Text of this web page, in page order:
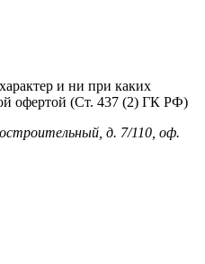
и ни при каких
офертой (Ст. 437 (2) ГК РФ)
д. 7/110, оф.